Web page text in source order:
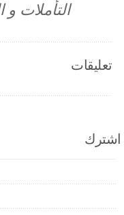
التأملات و
تعليقات
اشترك